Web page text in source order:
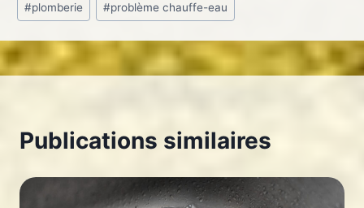
la#plomberie #problème chauffe-eau
Publications similaires